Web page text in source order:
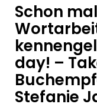
Schon
day! –
Stefanie